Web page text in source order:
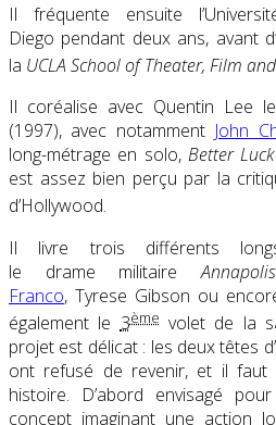
Il fréquente ensuite
Diego pendant deux ans, avant
la UCLA School of Theater, Film
Il coréalise avec Quentin Lee
(1997), avec notamment John
long-métrage en solo, Better
est assez bien perçu par la
d’Hollywood.
Il livre trois différents
le drame militaire
Franco, Tyrese Gibson ou
également le 3ème volet de la
projet est délicat : les deux têtes
ont refusé de revenir, et il faut
histoire. D’abord envisagé
concept imaginant une action